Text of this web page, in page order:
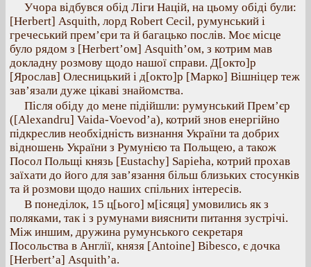
Учора відбувся обід Ліги Націй, на цьому обіді були:
[Herbert] Asquith, лорд Robert Cecil, румунський і
гречеський прем’єри та й багацько послів. Моє місце
було рядом з [Herbert’ом] Asquith’ом, з котрим мав
докладну розмову щодо нашої справи. Д[окто]р
[Ярослав] Олесницький і д[окто]р [Марко] Вішніцер теж
зав’язали дуже цікаві знайомства.
Після обіду до мене підійшли: румунський Прем’єр
([Alexandru] Vaida-Voevod’а), котрий знов енергійно
підкреслив необхідність визнання України та добрих
відношень України з Румунією та Польщею, а також
Посол Польщі князь [Eustachy] Sapieha, котрий прохав
заїхати до його для зав’язання більш близьких стосунків
та й розмови щодо наших спільних інтересів.
В понеділок, 15 ц[ього] м[ісяця] умовились як з
поляками, так і з румунами вияснити питання зустрічі.
Між иншим, дружина румунського секретаря
Посольства в Англії, князя [Antoine] Bibesco, є дочка
[Herbert’а] Asquith’а.